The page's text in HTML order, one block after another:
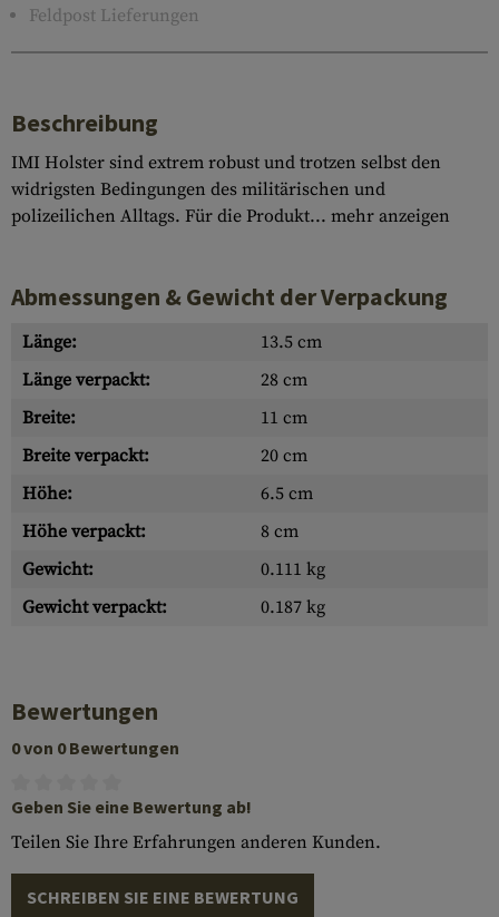
Feldpost Lieferungen
Beschreibung
IMI Holster sind extrem robust und trotzen selbst den
widrigsten Bedingungen des militärischen und
polizeilichen Alltags. Für die Produkt... mehr anzeigen
Abmessungen & Gewicht der Verpackung
Länge:
13.5 cm
Länge verpackt:
28 cm
Breite:
11 cm
Breite verpackt:
20 cm
Höhe:
6.5 cm
Höhe verpackt:
8 cm
Gewicht:
0.111 kg
Gewicht verpackt:
0.187 kg
Bewertungen
0 von 0 Bewertungen
Geben Sie eine Bewertung ab!
Teilen Sie Ihre Erfahrungen anderen Kunden.
SCHREIBEN SIE EINE BEWERTUNG